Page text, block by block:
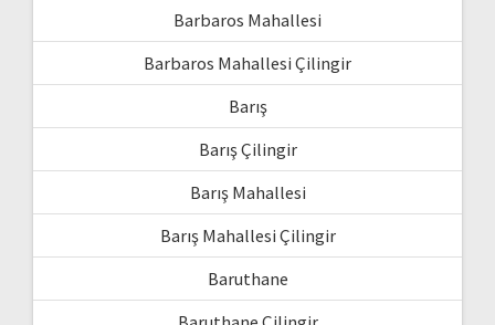
Barbaros Mahallesi
Barbaros Mahallesi Çilingir
Barış
Barış Çilingir
Barış Mahallesi
Barış Mahallesi Çilingir
Baruthane